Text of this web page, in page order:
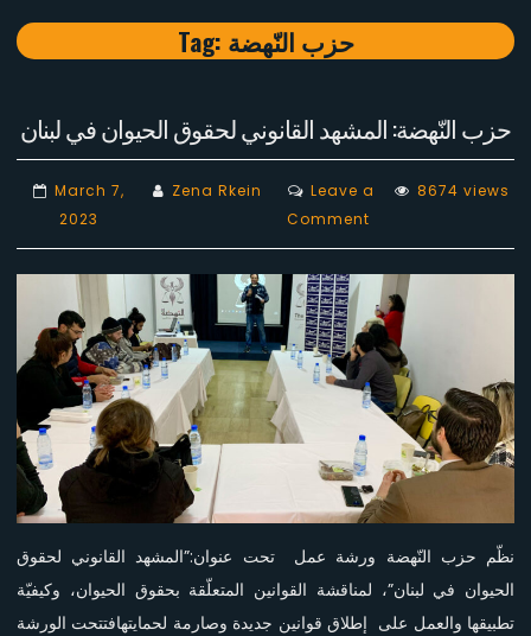
Tag: حزب النّهضة
حزب النّهضة: المشهد القانوني لحقوق الحيوان في لبنان
March 7,
2023
Zena Rkein
Leave a
Commenton
حزب
النّهضة:
المشهد
القانوني
لحقوق
الحيوان
في
لبنان
8674 views
نظّم حزب النّهضة ورشة عمل تحت عنوان:”المشهد القانوني لحقوق
الحيوان في لبنان”، لمناقشة القوانين المتعلّقة بحقوق الحيوان، وكيفيّة
تطبيقها والعمل على إطلاق قوانين جديدة وصارمة لحمايتهافتتحت الورشة